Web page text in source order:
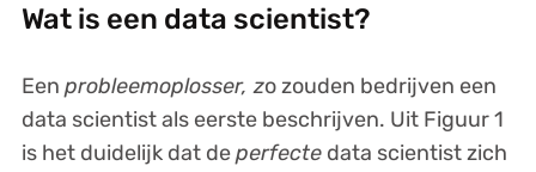
Wat is een data scientist?
Eenprobleemoplosser, zo zouden bedrijven een
data scientist als eerste beschrijven. Uit Figuur 1
is het duidelijk dat deperfecte data scientist zich